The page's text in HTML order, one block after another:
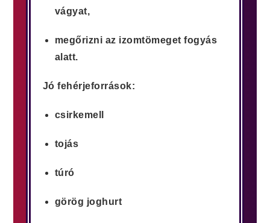
vágyat,
megőrizni az izomtömeget fogyás
alatt.
Jó fehérjeforrások:
csirkemell
tojás
túró
görög joghurt